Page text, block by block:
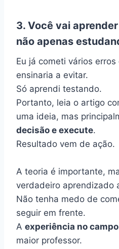
3. Você vai
não apenas
Eu já cometi vários
ensinaria a evitar.
Só aprendi testando.
Portanto, leia o artigo
uma ideia, mas
decisão e execute.
Resultado vem de ação.
A teoria é importante,
verdadeiro aprendizado
Não tenha medo de
seguir em frente.
A experiência no
maior professor.